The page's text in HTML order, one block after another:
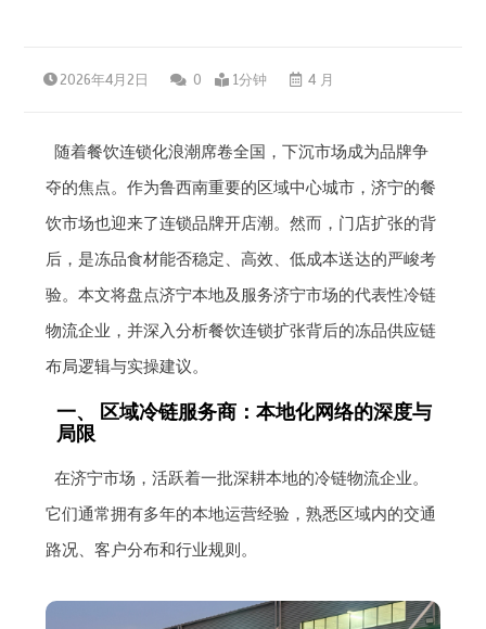
2026年4月2日 0 1分钟 4 月
随着餐饮连锁化浪潮席卷全国，下沉市场成为品牌争
夺的焦点。作为鲁西南重要的区域中心城市，济宁的餐
饮市场也迎来了连锁品牌开店潮。然而，门店扩张的背
后，是冻品食材能否稳定、高效、低成本送达的严峻考
验。本文将盘点济宁本地及服务济宁市场的代表性冷链
物流企业，并深入分析餐饮连锁扩张背后的冻品供应链
布局逻辑与实操建议。
一、 区域冷链服务商：本地化网络的深度与
局限
在济宁市场，活跃着一批深耕本地的冷链物流企业。
它们通常拥有多年的本地运营经验，熟悉区域内的交通
路况、客户分布和行业规则。